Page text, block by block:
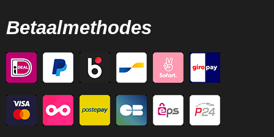
Betaalmethodes